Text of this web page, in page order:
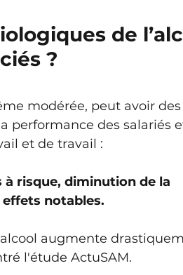
de
?
modérée, peut avoir des
performance des salariés
et de travail :
à risque, diminution de la
notables.
augmente
l'étude ActuSAM.